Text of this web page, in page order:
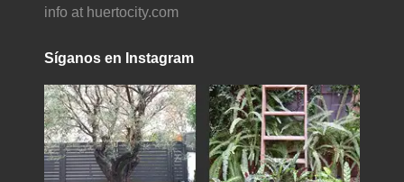
info at huertocity.com
Síganos en Instagram